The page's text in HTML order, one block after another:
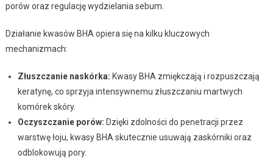
porów oraz regulację wydzielania sebum.
Działanie kwasów BHA opiera się na kilku kluczowych
mechanizmach:
Złuszczanie naskórka: Kwasy BHA zmiękczają i rozpuszczają
keratynę, co sprzyja intensywnemu złuszczaniu martwych
komórek skóry.
Oczyszczanie porów: Dzięki zdolności do penetracji przez
warstwę łoju, kwasy BHA skutecznie usuwają zaskórniki oraz
odblokowują pory.